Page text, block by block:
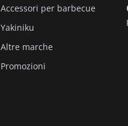
Accessori per barbecue
Yakiniku
Altre marche
Promozioni